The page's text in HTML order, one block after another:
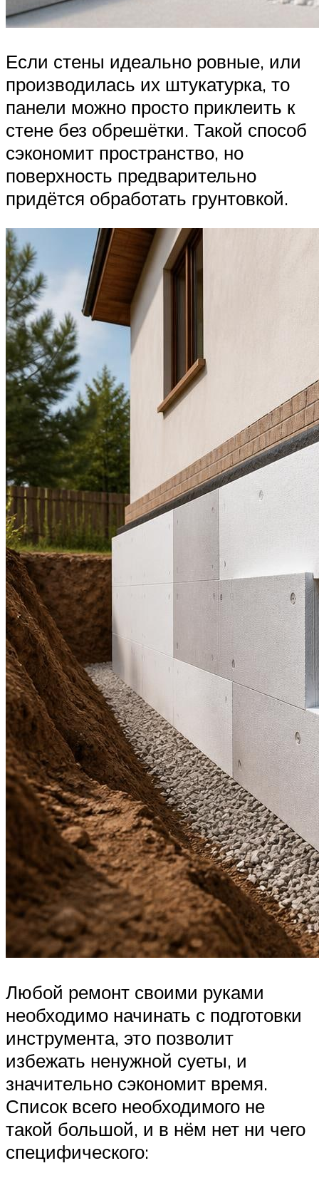
Если стены идеально ровные, или
производилась их штукатурка, то
панели можно просто приклеить к
стене без обрешётки. Такой способ
сэкономит пространство, но
поверхность предварительно
придётся обработать грунтовкой.
Любой ремонт своими руками
необходимо начинать с подготовки
инструмента, это позволит
избежать ненужной суеты, и
значительно сэкономит время.
Список всего необходимого не
такой большой, и в нём нет ни чего
специфического: